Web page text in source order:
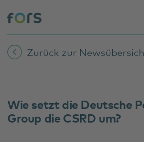
Zurück zur
Wie setzt die Deutsche
Group die CSRD um?